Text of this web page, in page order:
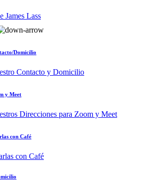
James Lass
Domicilio
Contacto y Domicilio
y Meet
Direcciones para Zoom y Meet
con Café
con Café